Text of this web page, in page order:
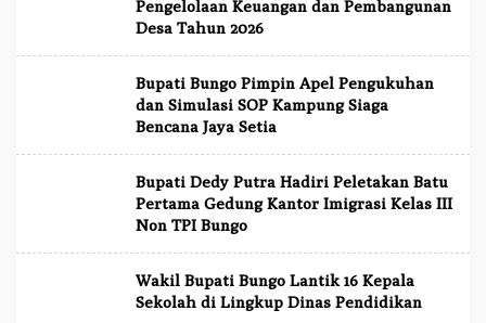
Pengelolaan Keuangan dan Pembangunan
Desa Tahun 2026
Bupati Bungo Pimpin Apel Pengukuhan
dan Simulasi SOP Kampung Siaga
Bencana Jaya Setia
Bupati Dedy Putra Hadiri Peletakan Batu
Pertama Gedung Kantor Imigrasi Kelas III
Non TPI Bungo
Wakil Bupati Bungo Lantik 16 Kepala
Sekolah di Lingkup Dinas Pendidikan